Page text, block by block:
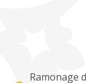
Ramonage